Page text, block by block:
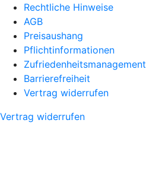
Rechtliche Hinweise
AGB
Preisaushang
Pflichtinformationen
Zufriedenheitsmanagement
Barrierefreiheit
Vertrag widerrufen
Vertrag widerrufen